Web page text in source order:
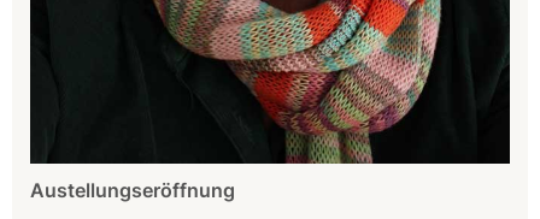
Austellungseröffnung